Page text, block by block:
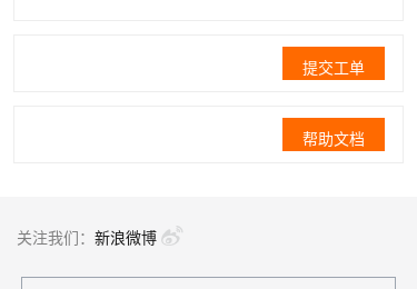
提交工单
帮助文档